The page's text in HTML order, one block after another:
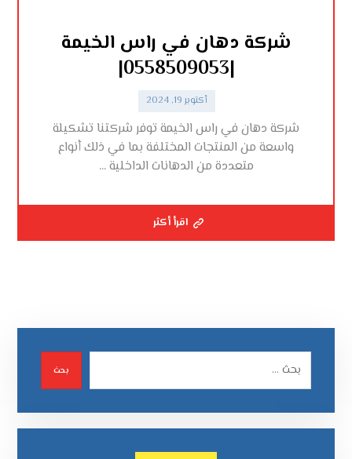
شركة دهان في راس الخيمة
|0558509053|
أكتوبر 19, 2024
شركة دهان في راس الخيمة توفر شركتنا تشكيلة
واسعة من المنتجات المختلفة بما في ذلك أنواع
متعددة من الدهانات الداخلية ...
اقرأ أكثر
بحث